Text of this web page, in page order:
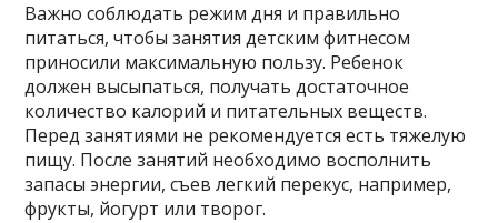
Важно соблюдать режим дня и правильно
питаться, чтобы занятия детским фитнесом
приносили максимальную пользу. Ребенок
должен высыпаться, получать достаточное
количество калорий и питательных веществ.
Перед занятиями не рекомендуется есть тяжелую
пищу. После занятий необходимо восполнить
запасы энергии, съев легкий перекус, например,
фрукты, йогурт или творог.